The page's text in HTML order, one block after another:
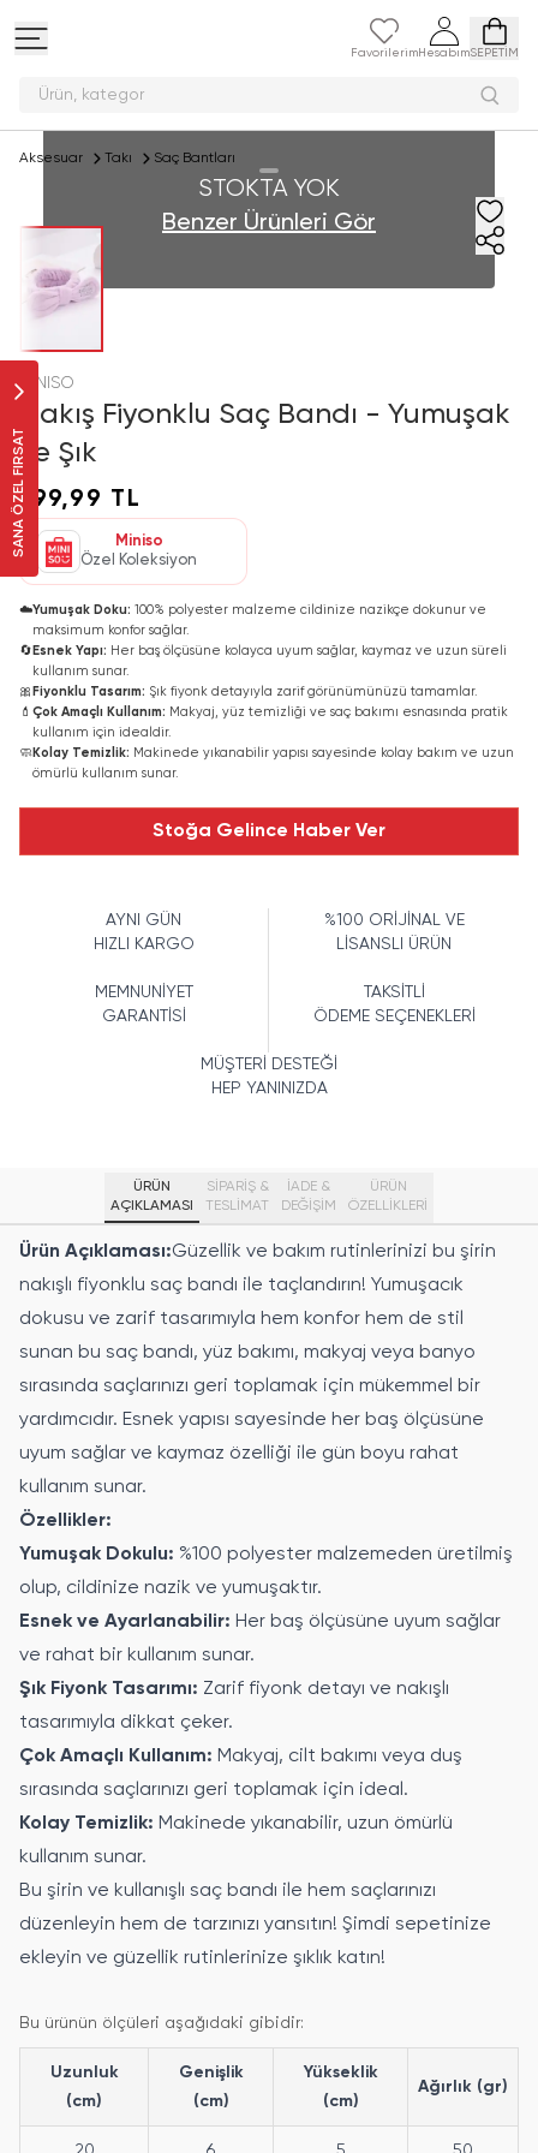
Favorilerim HesabımSEPETİM
Ürün, k
SANA ÖZEL FIRSAT
Aksesuar Takı Saç Bantları
STOKTA YOK
Benzer Ürünleri Gör
MINISO
Nakış Fiyonklu Saç Bandı - Yumuşak
ve Şık
199,99 TL
Miniso
Özel Koleksiyon
☁️Yumuşak Doku: 100% polyester malzeme cildinize nazikçe dokunur ve
maksimum konfor sağlar.
🔄 Esnek Yapı: Her baş ölçüsüne kolayca uyum sağlar, kaymaz ve uzun süreli
kullanım sunar.
🎀 Fiyonklu Tasarım: Şık fiyonk detayıyla zarif görünümünüzü tamamlar.
💄 Çok Amaçlı Kullanım: Makyaj, yüz temizliği ve saç bakımı esnasında pratik
kullanım için idealdir.
🧼Kolay Temizlik: Makinede yıkanabilir yapısı sayesinde kolay bakım ve uzun
ömürlü kullanım sunar.
Stoğa Gelince Haber Ver
AYNI GÜN
HIZLI KARGO
%100 ORİJİNAL VE
LİSANSLI ÜRÜN
MEMNUNİYET
GARANTİSİ
TAKSİTLİ
ÖDEME SEÇENEKLERİ
MÜŞTERİ DESTEĞİ
HEP YANINIZDA
ÜRÜN
AÇIKLAMASI
SİPARİŞ &
TESLİMAT
İADE &
DEĞİŞİM
ÜRÜN
ÖZELLIKLERI
Ürün Açıklaması:Güzellik ve bakım rutinlerinizi bu şirin
nakışlı fiyonklu saç bandı ile taçlandırın! Yumuşacık
dokusu ve zarif tasarımıyla hem konfor hem de stil
sunan bu saç bandı, yüz bakımı, makyaj veya banyo
sırasında saçlarınızı geri toplamak için mükemmel bir
yardımcıdır. Esnek yapısı sayesinde her baş ölçüsüne
uyum sağlar ve kaymaz özelliği ile gün boyu rahat
kullanım sunar.
Özellikler:
Yumuşak Dokulu: %100 polyester malzemeden üretilmiş
olup, cildinize nazik ve yumuşaktır.
Esnek ve Ayarlanabilir: Her baş ölçüsüne uyum sağlar
ve rahat bir kullanım sunar.
Şık Fiyonk Tasarımı: Zarif fiyonk detayı ve nakışlı
tasarımıyla dikkat çeker.
Çok Amaçlı Kullanım: Makyaj, cilt bakımı veya duş
sırasında saçlarınızı geri toplamak için ideal.
Kolay Temizlik: Makinede yıkanabilir, uzun ömürlü
kullanım sunar.
Bu şirin ve kullanışlı saç bandı ile hem saçlarınızı
düzenleyin hem de tarzınızı yansıtın! Şimdi sepetinize
ekleyin ve güzellik rutinlerinize şıklık katın!
Bu ürünün ölçüleri aşağıdaki gibidir:
Uzunluk
(cm)
Genişlik
(cm)
Yükseklik
(cm)
Ağırlık (gr)